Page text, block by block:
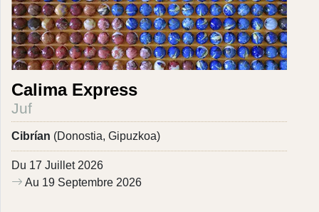
Calima Express
Juf
Cibrían (Donostia, Gipuzkoa)
Du 17 Juillet 2026
Au 19 Septembre 2026